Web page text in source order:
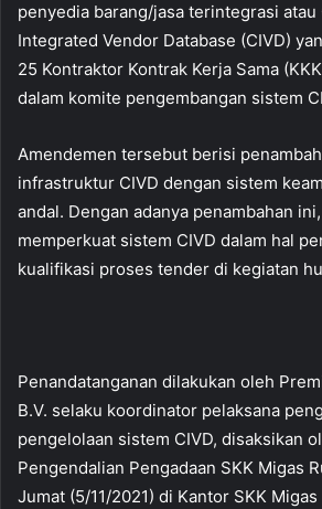
penyedia barang/jasa terintegrasi
Integrated Vendor Database (CIVD)
25 Kontraktor Kontrak Kerja Sama
dalam komite pengembangan sistem
Amendemen tersebut berisi
infrastruktur CIVD dengan sistem
andal. Dengan adanya penambahan
memperkuat sistem CIVD dalam hal
kualifikasi proses tender di kegiatan
Penandatanganan dilakukan oleh
B.V. selaku koordinator pelaksana
pengelolaan sistem CIVD, disaksikan
Pengendalian Pengadaan SKK Migas
Jumat (5/11/2021) di Kantor SKK Migas